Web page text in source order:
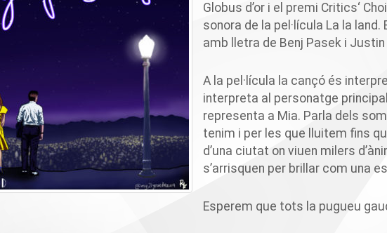
Globus d’or i el premi Critics‘
sonora de la pel·lícula La la land.
amb lletra de Benj Pasek i Justin
A la pel·lícula la cançó és
interpreta al personatge
representa a Mia. Parla dels
tenim i per les que lluitem fins
d’una ciutat on viuen milers
s’arrisquen per brillar com una
Esperem que tots la pugueu